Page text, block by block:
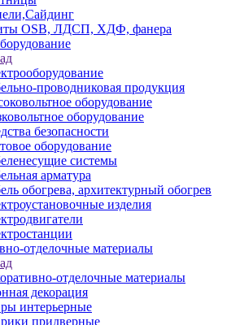
OSB, ЛДСП, ХДФ, фанера
проводниковая продукция
оборудование
оборудование
безопасности
оборудование
системы
арматура
обогрева, архитектурный обогрев
изделия
отделочные материалы
отделочные материалы
декорация
интерьерные
придверные